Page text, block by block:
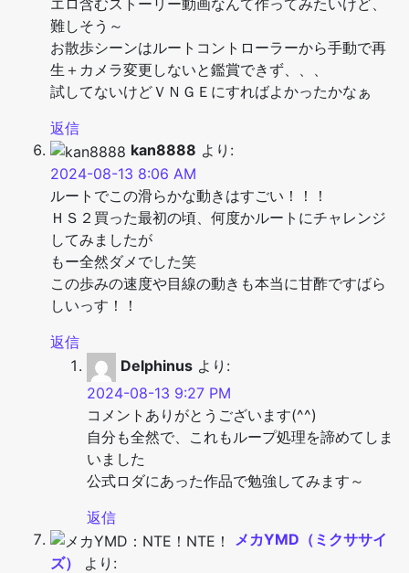
エロ含むストーリー動画なんて作ってみたいけど、
難しそう～
お散歩シーンはルートコントローラーから手動で再
生＋カメラ変更しないと鑑賞できず、、、
試してないけどＶＮＧＥにすればよかったかなぁ
返信
kan8888 より:
2024-08-13 8:06 AM
ルートでこの滑らかな動きはすごい！！！
ＨＳ２買った最初の頃、何度かルートにチャレンジ
してみましたが
もー全然ダメでした笑
この歩みの速度や目線の動きも本当に甘酢ですばら
しいっす！！
返信
Delphinus より:
2024-08-13 9:27 PM
コメントありがとうございます(^^)
自分も全然で、これもループ処理を諦めてしま
いました
公式ロダにあった作品で勉強してみます～
返信
メカYMD（ミクササイ
ズ）
より: